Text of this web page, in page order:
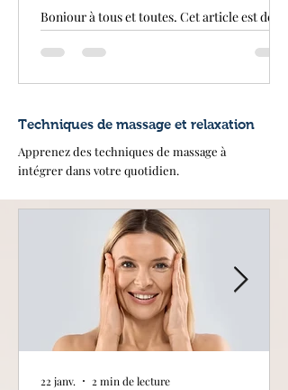
Bonjour à tous et toutes, Cet article est dédié
au Psoas , muscle souvent méconnu et peu
pris en considération. Ce muscle profond...
Techniques de massage et relaxation
Apprenez des techniques de massage à
intégrer dans votre quotidien.
22 janv. 2 min de lecture